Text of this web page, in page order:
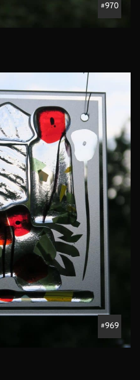
970
969